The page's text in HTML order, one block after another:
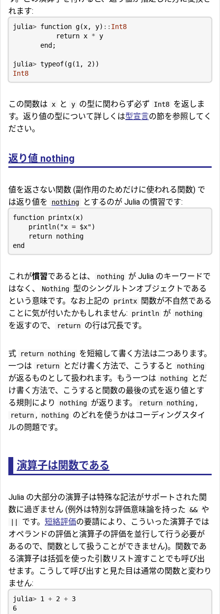
れます:
julia> function g(x, y) :: Int8
return x * y
end;
julia> typeof(g(1 , 2))
Int8
この関数は x と y の型に関わらず必ず Int8 を返しま
す。返り値の型について詳しくは型宣言の節を参照してく
ださい。
返り値 nothing
値を返さない関数 (副作用のためだけに使われる関数) で
は返り値を
nothing とするのが Julia の慣習です:
function printx(x)
println( "x = $x")
return nothing
end
これが慣習であるとは、 nothing が Julia のキーワードで
はなく、
Nothing 型のシングルトンオブジェクトである
という意味です。なお上記の
printx
関数が不自然である
ことに気が付いたかもしれません:
println が nothing
を返すので、 return の行は冗長です。
式 return nothing を短縮して書く方法は二つあります。
一つは
return とだけ書く方法で、こうすると nothing
が返るものとして扱われます。もう一つは nothing
とだ
け書く方法で、こうすると関数の最後の式を返り値とす
る規則により
nothing が返ります。 return nothing ,
return , nothing のどれを使うかはコーディングスタイ
ルの問題です。
演算子は関数である
Julia の大部分の演算子は特殊な記法がサポートされた関
数に過ぎません (例外は特別な評価意味論を持った && や
|| です。 短絡評価の要請により、こういった演算子では
オペランドの評価と演算子の評価を並行して行う必要が
あるので、関数として扱うことができません)。関数であ
る演算子は括弧を使った引数リスト渡すことでも呼び出
せます。こうして呼び出すと見た目は通常の関数と変わり
ません:
julia> 1 + 2 + 3
6